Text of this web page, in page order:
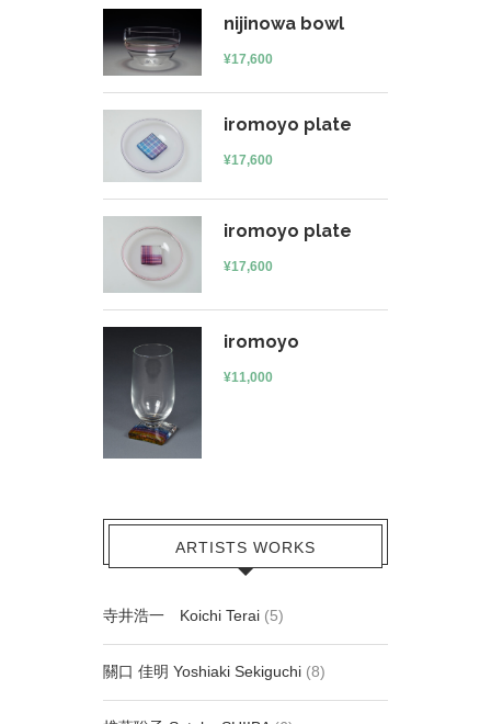
nijinowa bowl
¥17,600
iromoyo plate
¥17,600
iromoyo plate
¥17,600
iromoyo
¥11,000
ARTISTS WORKS
寺井浩一 Koichi Terai (5)
關口 佳明 Yoshiaki Sekiguchi (8)